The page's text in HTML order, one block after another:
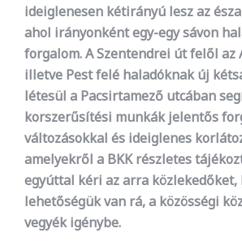
ideiglenesen kétirányú lesz az
ahol irányonként egy-egy sávon
forgalom. A Szentendrei út felől az
illetve Pest felé haladóknak új
létesül a Pacsirtamező utcában
korszerűsítési munkák jelentős
változásokkal és ideiglenes
amelyekről a BKK részletes
egyúttal kéri az arra közlekedőket,
lehetőségük van rá, a közösségi
vegyék igénybe.